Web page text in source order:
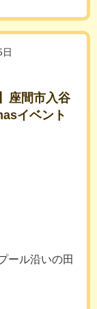
座間市入谷
イベント
ール沿いの田